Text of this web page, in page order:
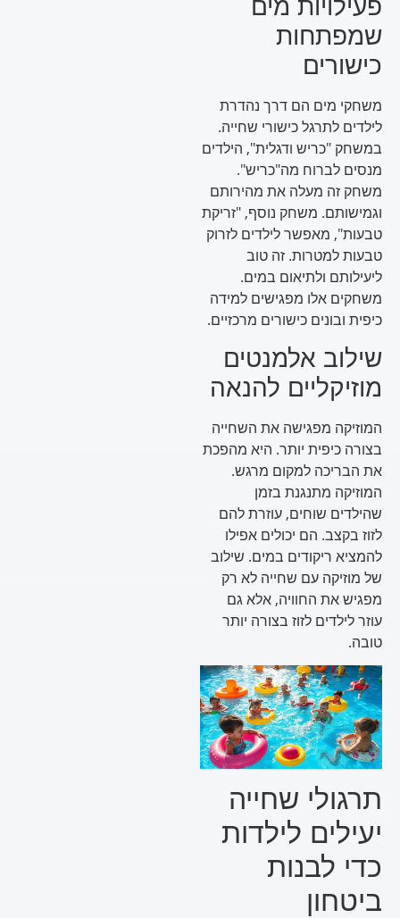
פעילויות מים
שמפתחות
כישורים
משחקי מים הם דרך נהדרת
לילדים לתרגל כישורי שחייה.
במשחק "כריש ודגלית", הילדים
מנסים לברוח מה"כריש".
משחק זה מעלה את מהירותם
וגמישותם. משחק נוסף, "זריקת
טבעות", מאפשר לילדים לזרוק
טבעות למטרות. זה טוב
ליעילותם ולתיאום במים.
משחקים אלו מפגישים למידה
כיפית ובונים כישורים מרכזיים.
שילוב אלמנטים
מוזיקליים להנאה
המוזיקה מפגישה את השחייה
בצורה כיפית יותר. היא מהפכת
את הבריכה למקום מרגש.
המוזיקה מתנגנת בזמן
שהילדים שוחים, עוזרת להם
לזוז בקצב. הם יכולים אפילו
להמציא ריקודים במים. שילוב
של מוזיקה עם שחייה לא רק
מפגיש את החוויה, אלא גם
עוזר לילדים לזוז בצורה יותר
טובה.
תרגולי שחייה
יעילים לילדות
כדי לבנות
ביטחון